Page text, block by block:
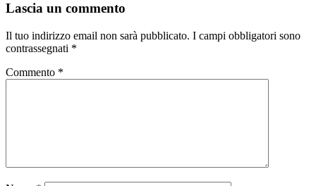
Lascia un commento
Il tuo indirizzo email non sarà pubblicato. I campi obbligatori sono
contrassegnati *
Commento *